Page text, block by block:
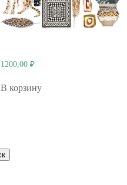
1200,00 ₽
В корзину